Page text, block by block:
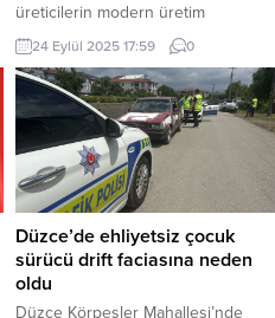
üreticilerin modern üretim
koşullarına erişimini sağlamak
amacıyla 444 jeneratör ve 200
sıvatı düzenlenen törenle çiftçilere
teslim etti. MALATYA (İGFA) –
Malatya Büyükşehir Belediyesi,
kırsal kalkınmayı desteklemek ve
üreticilerin modern üretim
koşullarına erişimini sağlamak
amacıyla 444 jeneratör ve 200
sıvatı düzenlenen törenle çiftçilere
teslim...
24 Eylül 2025 17:59 0
Düzce’de ehliyetsiz çocuk
sürücü drift faciasına neden
oldu
Düzce Körpeşler Mahallesi’nde